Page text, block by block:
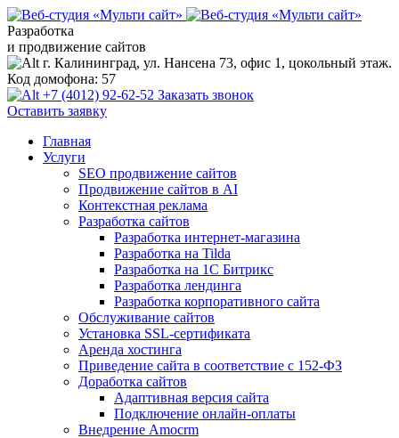
Разработка
и продвижение сайтов
г. Калининград, ул. Нансена 73, офис 1, цокольный этаж.
Код домофона: 57
+7 (4012) 92-62-52 Заказать звонок
Оставить заявку
Главная
Услуги
SEO продвижение сайтов
Продвижение сайтов в AI
Контекстная реклама
Разработка сайтов
Разработка интернет-магазина
Разработка на Tilda
Разработка на 1С Битрикс
Разработка лендинга
Разработка корпоративного сайта
Обслуживание сайтов
Установка SSL-сертификата
Аренда хостинга
Приведение сайта в соответствие с 152-ФЗ
Доработка сайтов
Адаптивная версия сайта
Подключение онлайн-оплаты
Внедрение Amocrm